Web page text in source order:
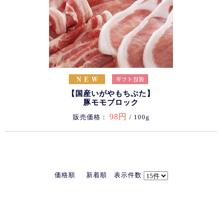
【国産いがやもちぶた】
豚モモブロック
販売価格： 98円 / 100g
価格順 新着順 表示件数